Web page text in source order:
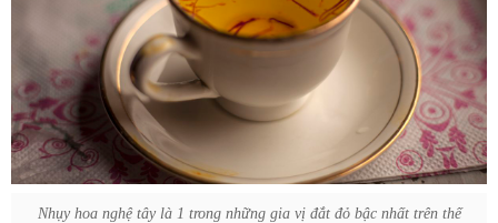
Nhụy hoa nghệ tây là 1 trong những gia vị đắt đỏ bậc nhất trên thế